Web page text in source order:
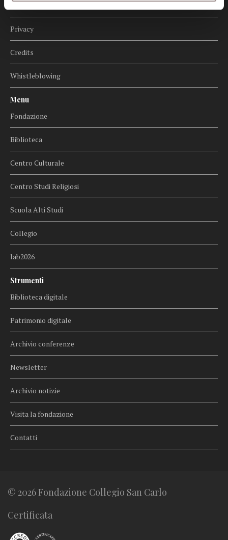
Cookie policy
Privacy
Credits
Whistleblowing
Menu
Fondazione
Biblioteca
Centro Culturale
Centro Studi Religiosi
Scuola Alti Studi
Collegio
lab2026
Strumenti
Biblioteca digitale
Patrimonio digitale
Archivio conferenze
Newsletter
Archivio notizie
Visita la fondazione
Contatti
© 2026 Fondazione Collegio San Carlo
Certificata